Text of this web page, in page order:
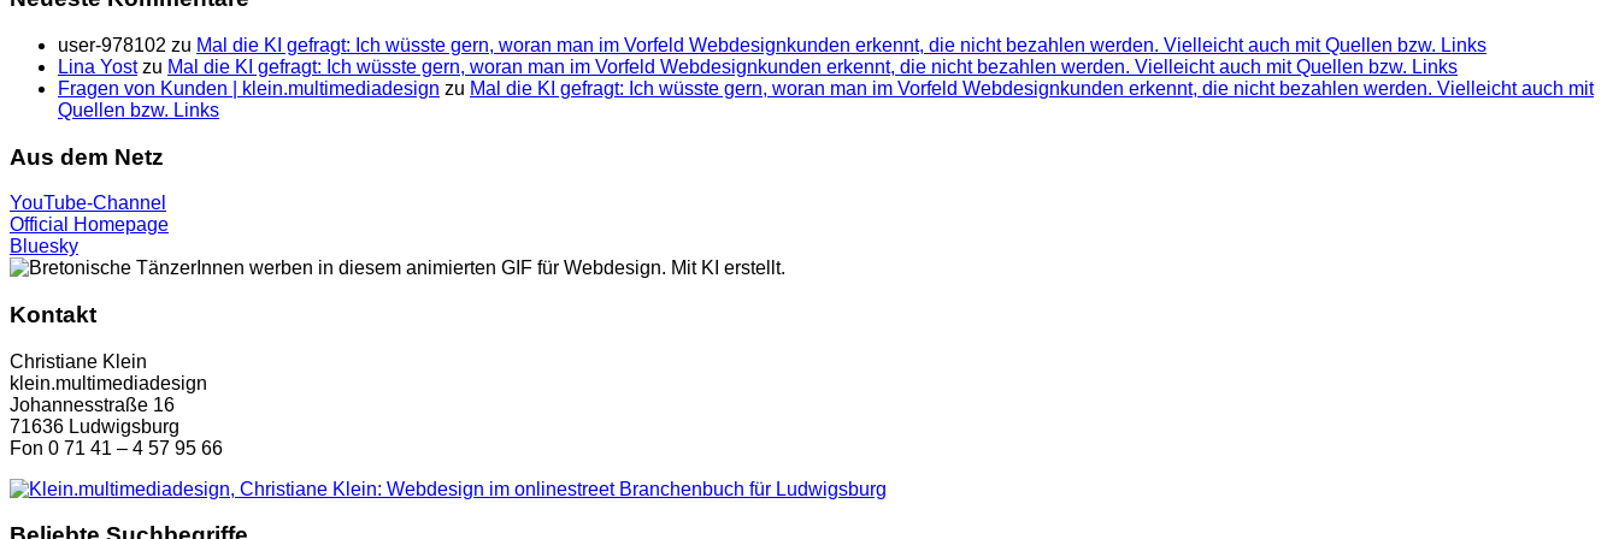
user-978102 zu Mal die KI gefragt: Ich wüsste gern, woran man im Vorfeld Webdesignkunden erkennt, die nicht bezahlen werden. Vielleicht auch mit Quellen bzw. Links
Lina Yostzu Mal die KI gefragt: Ich wüsste gern, woran man im Vorfeld Webdesignkunden erkennt, die nicht bezahlen werden. Vielleicht auch mit Quellen bzw. Links
Fragen von Kunden | klein.multimedia­design zu Mal die KI gefragt: Ich wüsste gern, woran man im Vorfeld Webdesignkunden erkennt, die nicht bezahlen werden. Vielleicht auch mit
Quellen bzw. Links
Aus dem Netz
YouTube-Channel
Official Homepage
Bluesky
Kontakt
Christiane Klein
klein.multimediadesign
Johannesstraße 16
71636 Ludwigsburg
Fon 0 71 41 – 4 57 95 66